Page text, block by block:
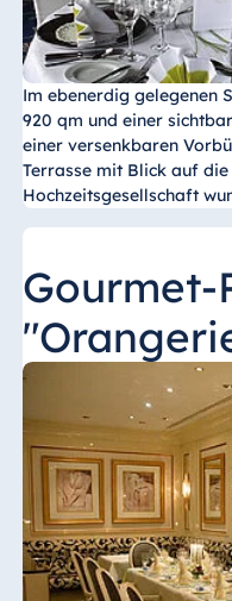
Im ebenerdig gelegenen
920 qm und einer
einer versenkbaren
Terrasse mit Blick auf
Hochzeitsgesellschaft
Gourmet-